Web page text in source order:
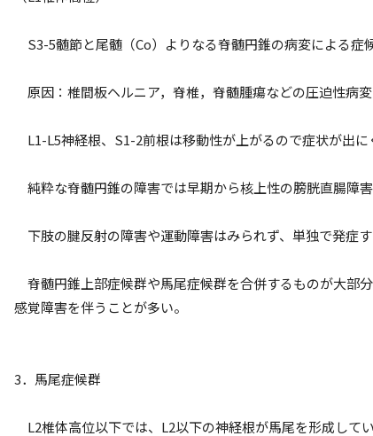
S3-5髄節と尾髄（Co）よりなる脊髄円錐の病変による症
原因：椎間板ヘルニア，脊椎，脊髄腫瘍などの圧迫性病変
L1-L5神経根、S1-2前根は移動性が上がるので症状が出に
純粋な脊髄円錐の障害では早期から核上性の膀胱直腸障
下肢の腱反射の障害や運動障害はみられず、単独で発症す
脊髄円錐上部症候群や馬尾症候群を合併するものが大部
感覚障害を伴うことが多い。
3．馬尾症候群
L2椎体高位以下では、L2以下の神経根が馬尾を形成して